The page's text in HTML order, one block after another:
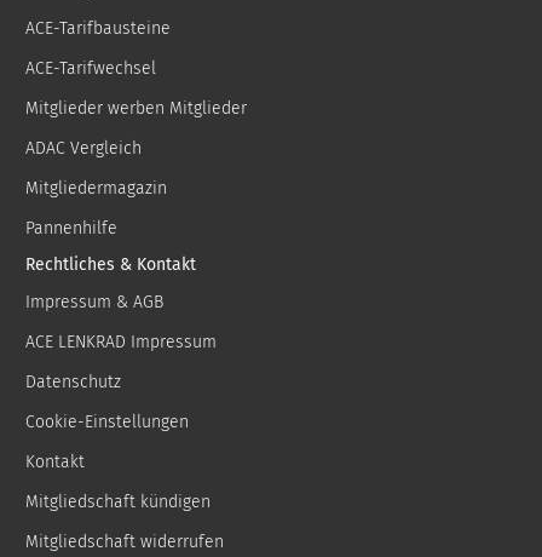
ACE-Tarifbausteine
ACE-Tarifwechsel
Mitglieder werben Mitglieder
ADAC Vergleich
Mitgliedermagazin
Pannenhilfe
Rechtliches & Kontakt
Impressum & AGB
ACE LENKRAD Impressum
Datenschutz
Cookie-Einstellungen
Kontakt
Mitgliedschaft kündigen
Mitgliedschaft widerrufen